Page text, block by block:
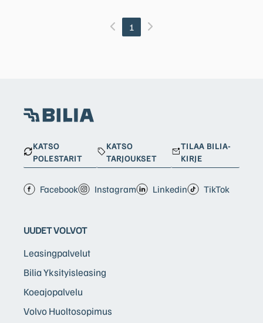
1
KATSO
POLESTARIT
KATSO
TARJOUKSET
TILAA BILIA-
KIRJE
Facebook Instagram Linkedin TikTok
UUDET VOLVOT
Leasingpalvelut
Bilia Yksityisleasing
Koeajopalvelu
Volvo Huoltosopimus